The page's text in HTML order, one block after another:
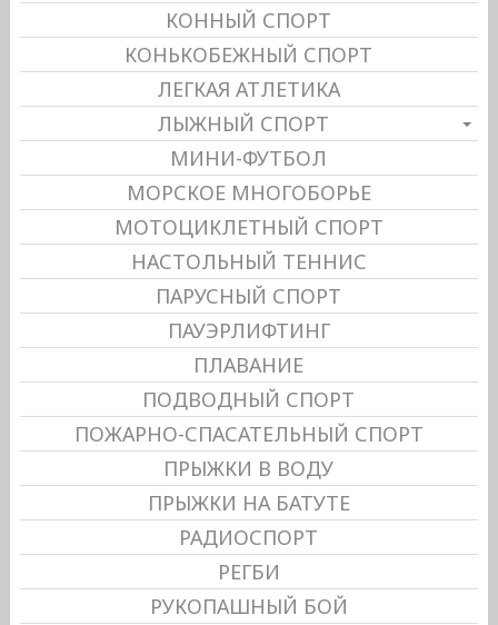
КОННЫЙ СПОРТ
КОНЬКОБЕЖНЫЙ СПОРТ
ЛЕГКАЯ АТЛЕТИКА
ЛЫЖНЫЙ СПОРТ
МИНИ-ФУТБОЛ
МОРСКОЕ МНОГОБОРЬЕ
МОТОЦИКЛЕТНЫЙ СПОРТ
НАСТОЛЬНЫЙ ТЕННИС
ПАРУСНЫЙ СПОРТ
ПАУЭРЛИФТИНГ
ПЛАВАНИЕ
ПОДВОДНЫЙ СПОРТ
ПОЖАРНО-СПАСАТЕЛЬНЫЙ СПОРТ
ПРЫЖКИ В ВОДУ
ПРЫЖКИ НА БАТУТЕ
РАДИОСПОРТ
РЕГБИ
РУКОПАШНЫЙ БОЙ